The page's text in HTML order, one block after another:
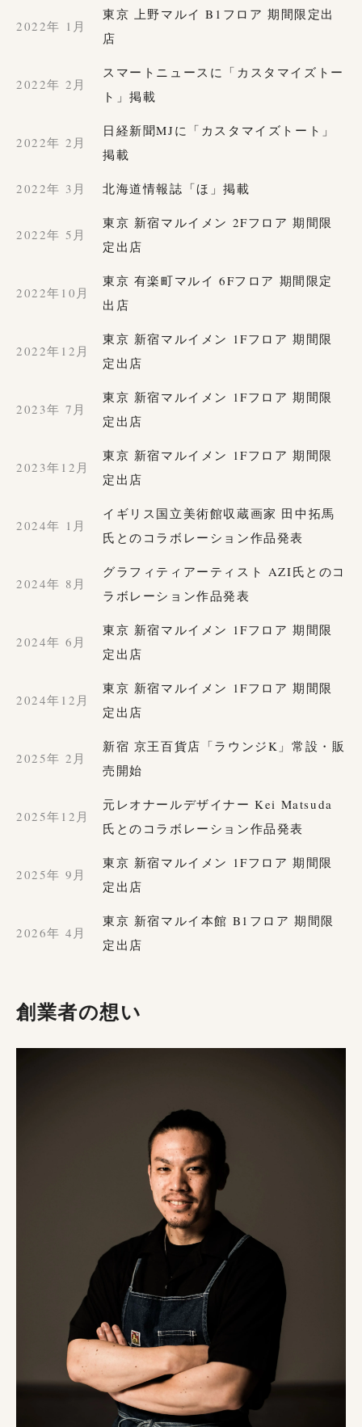
2022年 1月
東京 上野マルイ B1フロア 期間限定出
店
2022年 2月
スマートニュースに「カスタマイズトー
ト」掲載
2022年 2月
日経新聞MJに「カスタマイズトート」
掲載
2022年 3月 北海道情報誌「ほ」掲載
2022年 5月
東京 新宿マルイメン 2Fフロア 期間限
定出店
2022年10月
東京 有楽町マルイ 6Fフロア 期間限定
出店
2022年12月
東京 新宿マルイメン 1Fフロア 期間限
定出店
2023年 7月
東京 新宿マルイメン 1Fフロア 期間限
定出店
2023年12月
東京 新宿マルイメン 1Fフロア 期間限
定出店
2024年 1月
イギリス国立美術館収蔵画家 田中拓馬
氏とのコラボレーション作品発表
2024年 8月
グラフィティアーティスト AZI氏とのコ
ラボレーション作品発表
2024年 6月
東京 新宿マルイメン 1Fフロア 期間限
定出店
2024年12月
東京 新宿マルイメン 1Fフロア 期間限
定出店
2025年 2月
新宿 京王百貨店「ラウンジK」常設・販
売開始
2025年12月
元レオナールデザイナー Kei Matsuda
氏とのコラボレーション作品発表
2025年 9月
東京 新宿マルイメン 1Fフロア 期間限
定出店
2026年 4月
東京 新宿マルイ本館 B1フロア 期間限
定出店
創業者の想い